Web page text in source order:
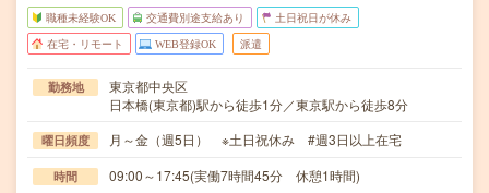
職種未経験OK 交通費別途支給あり 土日祝日が休み
在宅・リモート WEB登録OK 派遣
勤務地
東京都中央区
日本橋(東京都)駅から徒歩1分／東京駅から徒歩8分
曜日頻度 月～金（週5日） ※土日祝休み #週3日以上在宅
時間 09:00～17:45(実働7時間45分 休憩1時間)